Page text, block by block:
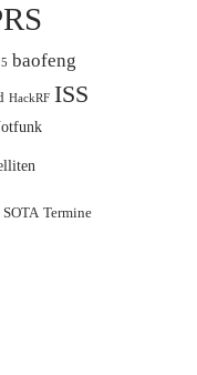
baofeng
HackRF ISS
SOTA Termine